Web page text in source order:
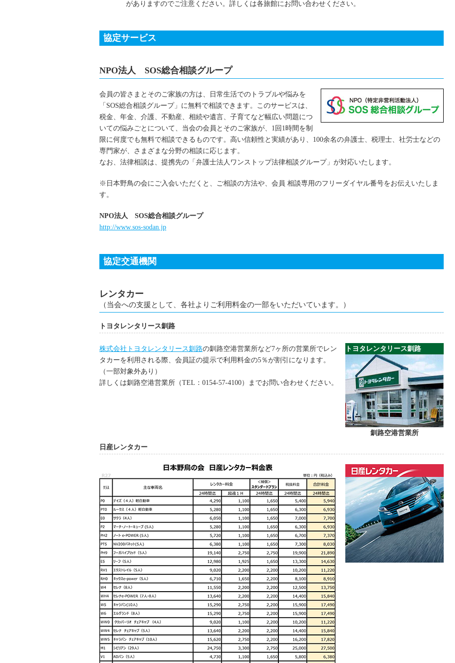
がありますのでご注意ください。詳しくは各旅館にお問い合わせください。
協定サービス
NPO法人 SOS総合相談グループ
会員の皆さまとそのご家族の方は、日常生活でのトラブルや悩みを
「SOS総合相談グループ」に無料で相談できます。このサービスは、
税金、年金、介護、不動産、相続や遺言、子育てなど幅広い問題につ
いての悩みごとについて、当会の会員とそのご家族が、1回1時間を制
限に何度でも無料で相談できるものです。高い信頼性と実績があり、100余名の弁護士、税理士、社労士などの
専門家が、さまざまな分野の相談に応じます。
なお、法律相談は、提携先の「弁護士法人ワンストップ法律相談グループ」が対応いたします。
※日本野鳥の会にご入会いただくと、ご相談の方法や、会員 相談専用のフリーダイヤル番号をお伝えいたしま
す。
NPO法人 SOS総合相談グループ
http://www.sos-sodan.jp
協定交通機関
レンタカー
（当会への支援として、各社よりご利用料金の一部をいただいています。）
トヨタレンタリース釧路
トヨタレンタリース釧路
釧路空港営業所
株式会社トヨタレンタリース釧路の釧路空港営業所など7ヶ所の営業所でレン
タカーを利用される際、会員証の提示で利用料金の5％が割引になります。
（一部対象外あり）
詳しくは釧路空港営業所（TEL：0154-57-4100）までお問い合わせください。
日産レンタカー